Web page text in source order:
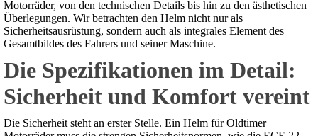
Motorräder, von den technischen Details bis hin zu den ästhetischen
Überlegungen. Wir betrachten den Helm nicht nur als
Sicherheitsausrüstung, sondern auch als integrales Element des
Gesamtbildes des Fahrers und seiner Maschine.
Die Spezifikationen im Detail:
Sicherheit und Komfort vereint
Die Sicherheit steht an erster Stelle. Ein Helm für Oldtimer